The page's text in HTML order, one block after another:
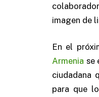
imagen de
En el
Armenia se
ciudadana
para que